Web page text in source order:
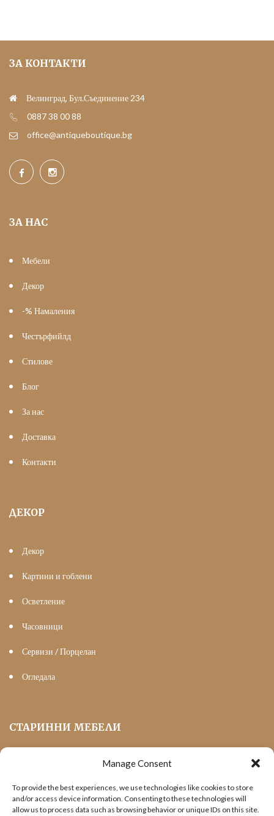
Manage Consent
To provide the best experiences, we use technologies like cookies to store
and/or access device information. Consenting to these technologies will
allow us to process data such as browsing behavior or unique IDs on this site.
ЗА КОНТАКТИ
Велинград, Бул.Съединение 234
0887 38 00 88
office@antiqueboutique.bg
ЗА НАС
Мебели
Декор
-% Намаления
Честърфийлд
Стилове
Блог
За нас
Доставка
Контакти
ДЕКОР
Декор
Картини и гоблени
Осветление
Часовници
Сервизи / Порцелан
Огледала
СТАРИННИ МЕБЕЛИ
Трапезни маси и столове